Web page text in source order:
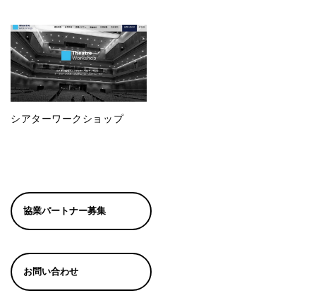
シアターワークショップ
協業パートナー募集
お問い合わせ